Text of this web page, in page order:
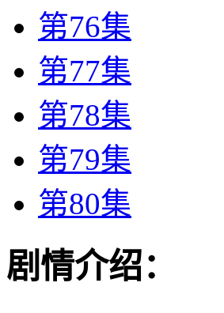
第76集
第77集
第78集
第79集
第80集
剧情介绍：